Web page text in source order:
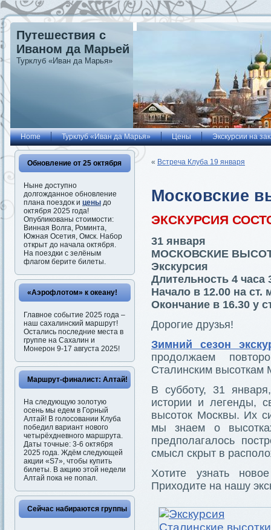
Путешествия с
Иваном да Марьей
Турклуб «Иван да Марья»
Home Турклуб «Иван да Марья» Цены Экскурсии на
Обновление от 25 октября
Ныне доступно
долгожданное обновление
плана поездок и цены до
октября 2025 года!
Опубликованы стоимости:
Винная Волга, Роминта,
Южная Осетия, Омск. Набор
открыт до начала октября.
На поездки с зелёным
флагом берите билеты.
«Аэрофлотом» к океану!
Главное событие 2025 года –
наш сахалинский маршрут!
Остались последние места в
группе на Сахалин и
Монерон 9-17 августа 2025!
Маршрут-финалист: Алтай!
На следующую золотую
осень мы едем в Горный
Алтай! В голосовании Клуба
победил вариант нового
четырёхдневного маршрута.
Даты точные: 3-6 октября
2025 года. Ждём следующей
акции «S7», чтобы купить
билеты. В акцию этой недели
Алтай пока не попал.
Сейчас набираются группы
« Встреча Клуба 19 января
Московские
ЭКСКУРСИЯ
31 января
МОСКОВСКИЕ
Экскурсия
Длительность 4 часа
Начало в 12.00 на ст.
Окончание в 16.30 у
Дорогие друзья!
Зимний сезон
продолжаем
Сталинским высоткам
В субботу, 31
истории и легенды,
высоток Москвы. Их
мы знаем о
предполагалось
смысл скрыт в
Хотите узнать
Приходите на нашу